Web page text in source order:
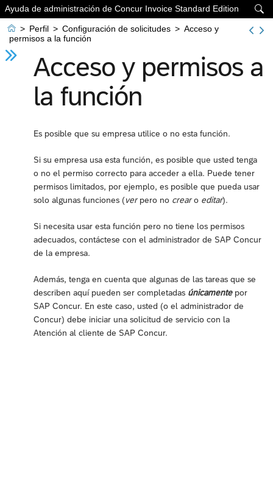

Ayuda de administración de Concur Invoice Standard Edition
 > Perfil > Configuración de solicitudes > Acceso y
permisos a la función
Acceso y permisos a
la función
Es posible que su empresa utilice o no esta función.
Si su empresa usa esta función, es posible que usted tenga
o no el permiso correcto para acceder a ella. Puede tener
permisos limitados, por ejemplo, es posible que pueda usar
solo algunas funciones (verpero no crearo editar).
Si necesita usar esta función pero no tiene los permisos
adecuados, contáctese con el administrador de SAP Concur
de la empresa.
Además, tenga en cuenta que algunas de las tareas que se
describen aquí pueden ser completadas únicamentepor
SAP Concur. En este caso, usted (o el administrador de
Concur) debe iniciar una solicitud de servicio con la
Atención al cliente de SAP Concur.